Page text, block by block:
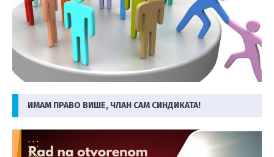
ИМАМ ПРАВО ВИШЕ, ЧЛАН САМ СИНДИКАТА!